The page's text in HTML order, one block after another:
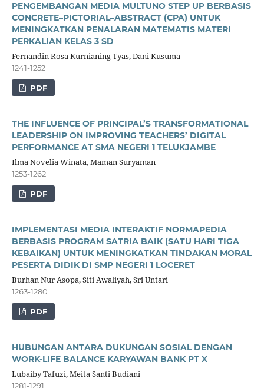
PENGEMBANGAN MEDIA MULTUNO STEP UP BERBASIS
CONCRETE–PICTORIAL–ABSTRACT (CPA) UNTUK
MENINGKATKAN PENALARAN MATEMATIS MATERI
PERKALIAN KELAS 3 SD
Fernandin Rosa Kurnianing Tyas, Dani Kusuma
1241-1252
PDF
THE INFLUENCE OF PRINCIPAL’S TRANSFORMATIONAL
LEADERSHIP ON IMPROVING TEACHERS’ DIGITAL
PERFORMANCE AT SMA NEGERI 1 TELUKJAMBE
Ilma Novelia Winata, Maman Suryaman
1253-1262
PDF
IMPLEMENTASI MEDIA INTERAKTIF NORMAPEDIA
BERBASIS PROGRAM SATRIA BAIK (SATU HARI TIGA
KEBAIKAN) UNTUK MENINGKATKAN TINDAKAN MORAL
PESERTA DIDIK DI SMP NEGERI 1 LOCERET
Burhan Nur Asopa, Siti Awaliyah, Sri Untari
1263-1280
PDF
HUBUNGAN ANTARA DUKUNGAN SOSIAL DENGAN
WORK-LIFE BALANCE KARYAWAN BANK PT X
Lubaiby Tafuzi, Meita Santi Budiani
1281-1291